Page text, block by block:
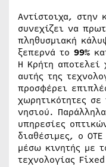
Αντίστοιχα, στην
συνεχίζει να
πληθυσμιακή
ξεπερνά το 99%
Η Κρήτη αποτελεί
αυτής της
προσφέρει
χωρητικότητες σε
νησιού.
υπηρεσίες
διαθέσιμες, ο
μέσω κινητής με
τεχνολογίας